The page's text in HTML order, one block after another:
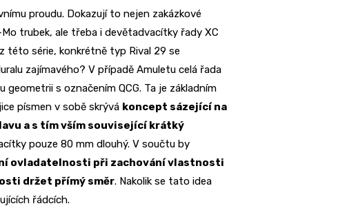
proudu. Dokazují to nejen zakázkové
trubek, ale třeba i devětadvacítky řady XC
této série, konkrétně typ Rival 29 se
zajímavého? V případě Amuletu celá řada
s označením QCG. Ta je základním
písmen v sobě skrývá koncept sázející na
a s tím vším související krátký
pouze 80 mm dlouhý. V součtu by
ovladatelnosti při zachování vlastnosti
držet přímý směr. Nakolik se tato idea
řádcích.